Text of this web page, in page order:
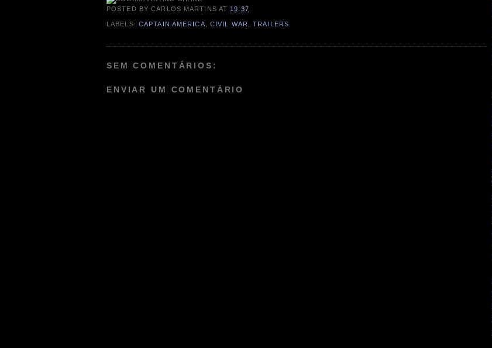
POSTED BYCARLOS MARTINS AT 19:37
LABELS: CAPTAIN AMERICA CIVIL WAR ,TRAILERS
SEM COMENTÁRIOS:
ENVIAR UM COMENTÁRIO